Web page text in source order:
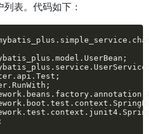
表。代码如下：